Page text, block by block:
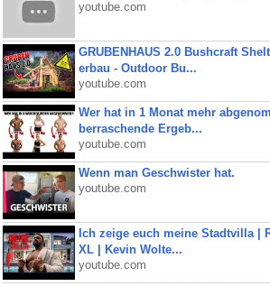
youtube.com
GRUBENHAUS 2.0 Bushcraft
erbau - Outdoor Bu...
youtube.com
Wer hat in 1 Monat mehr
berraschende Ergeb...
youtube.com
Wenn man Geschwister hat.
youtube.com
Ich zeige euch meine Stadtvilla |
XL | Kevin Wolte...
youtube.com